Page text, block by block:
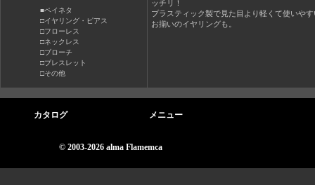
■ペイネタ
□イヤリング・ピアス
□フローレス
□ネックレス
□ブローチ
□ブレスレット
□その他
ッチリ！
プラスティック製で見た目より軽くて使いや
お揃いのイヤリングも。
カタログ メニュー
© 2003-2026 alma Flamemca